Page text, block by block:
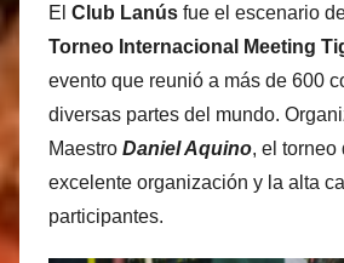
r
M
a
t
í
a
El Club Lanús fue el escenario
Torneo Internacional Meeting
evento que reunió a más de 600
diversas partes del mundo.
Maestro Daniel Aquino, el torneo
excelente organización y la alta
participantes.